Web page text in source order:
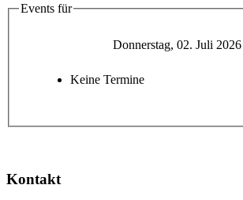
Events für
Donnerstag, 02. Juli 2026
Keine Termine
Kontakt